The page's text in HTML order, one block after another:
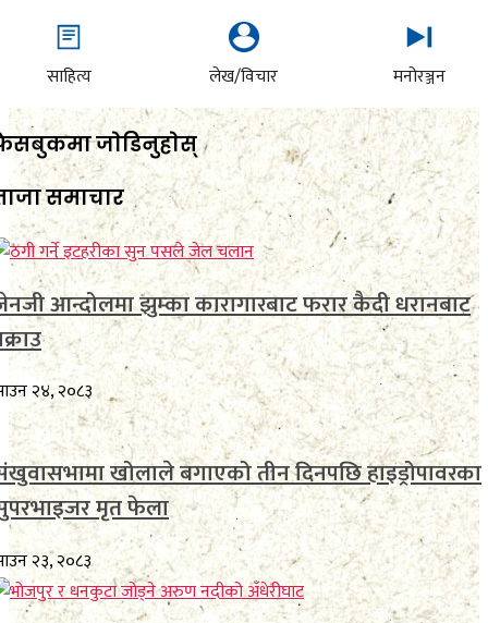
साहित्य लेख/विचार मनोरञ्जन
जाेडिनुहाेस्
समाचार
आन्दोलमा झुम्का कारागारबाट फरार कैदी धरानबाट
२४, २०८३
खोलाले बगाएको तीन दिनपछि हाइड्रोपावरका
मृत फेला
२३, २०८३